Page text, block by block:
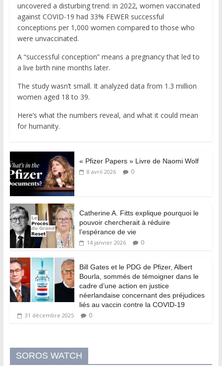
uncovered a disturbing trend: in 2022, women vaccinated
against COVID-19 had 33% FEWER successful
conceptions per 1,000 women compared to those who
were unvaccinated.
A “successful conception” means a pregnancy that led to
a live birth nine months later.
The study wasn’t small. It analyzed data from 1.3 million
women aged 18 to 39.
Here’s what the numbers reveal, and what it could mean
for humanity.
« Pfizer Papers » Livre de Naomi Wolf
8 avril 2026 0
Catherine A. Fitts explique pourquoi le
pouvoir chercherait à réduire
l’espérance de vie
14 janvier 2026 0
Bill Gates et le PDG de Pfizer, Albert
Bourla, sommés de témoigner dans le
cadre d’une action en justice
néerlandaise concernant des préjudices
liés au vaccin contre la COVID-19
31 décembre 2025 0
SOROS WATCH